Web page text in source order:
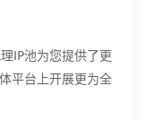
IP池为您提供了更
平台上开展更为全